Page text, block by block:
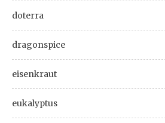
doterra
dragonspice
eisenkraut
eukalyptus